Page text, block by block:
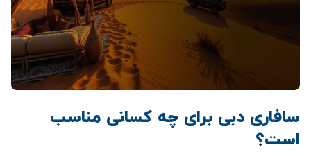
سافاری دبی برای چه کسانی مناسب
است؟